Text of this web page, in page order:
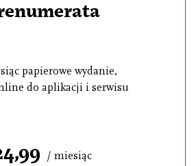
papierowe wydanie,
do aplikacji i serwisu
/ miesiąc